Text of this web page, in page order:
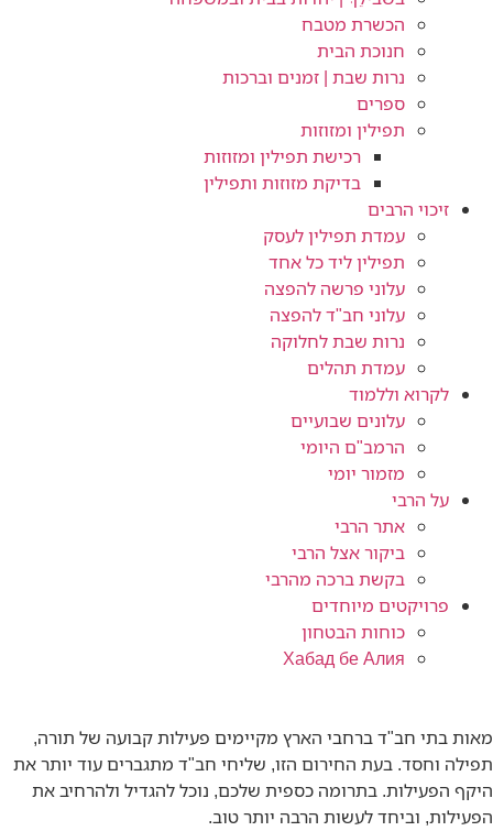
הכשרת מטבח
חנוכת הבית
נרות שבת | זמנים וברכות
ספרים
תפילין ומזוזות
רכישת תפילין ומזוזות
בדיקת מזוזות ותפילין
זיכוי הרבים
עמדת תפילין לעסק
תפילין ליד כל אחד
עלוני פרשה להפצה
עלוני חב"ד להפצה
נרות שבת לחלוקה
עמדת תהלים
לקרוא וללמוד
עלונים שבועיים
הרמב"ם היומי
מזמור יומי
על הרבי
אתר הרבי
ביקור אצל הרבי
בקשת ברכה מהרבי
פרויקטים מיוחדים
כוחות הבטחון
Хабад бе Алия
מאות בתי חב"ד ברחבי הארץ מקיימים פעילות קבועה של תורה,
תפילה וחסד. בעת החירום הזו, שליחי חב"ד מתגברים עוד יותר את
היקף הפעילות. בתרומה כספית שלכם, נוכל להגדיל ולהרחיב את
הפעילות, וביחד לעשות הרבה יותר טוב.